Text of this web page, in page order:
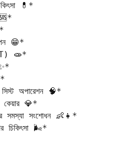
💊*
🆘*
😁*
🧫*
✨*
সিস্ট অপারেশন 🧠*
কেয়ার 💎*
সমস্যা সংশোধন 👶👧*
চিকিৎসা 🌬️*